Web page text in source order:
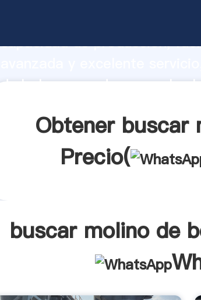
capacidad de producción,
de bola proveedor crea el
Obtener buscar
Precio(
buscar molino de